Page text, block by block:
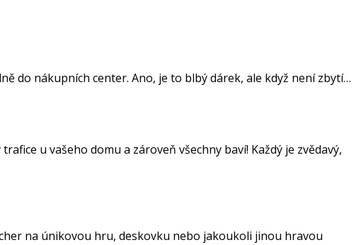
do nákupních center. Ano, je to blbý dárek, ale když není zbytí…
u vašeho domu a zároveň všechny baví! Každý je zvědavý,
na únikovou hru, deskovku nebo jakoukoli jinou hravou